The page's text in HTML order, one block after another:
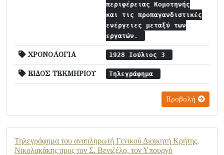
περιφέρειας Κομοτηνής
και τις προπαγανδιστικές
ενέργειες μεταξύ των
εργατών.
ΧΡΟΝΟΛΟΓΙΑ 1928 Ιούλιος 3
ΕΙΔΟΣ ΤΕΚΜΗΡΙΟΥ Τηλεγράφημα
Προβολή
Τηλεγράφημα του αναπληρωτή Γενικού Διοικητή Κρήτης,
Νικολακάκης προς τον Σ. Βενιζέλο, τον Υπουργό